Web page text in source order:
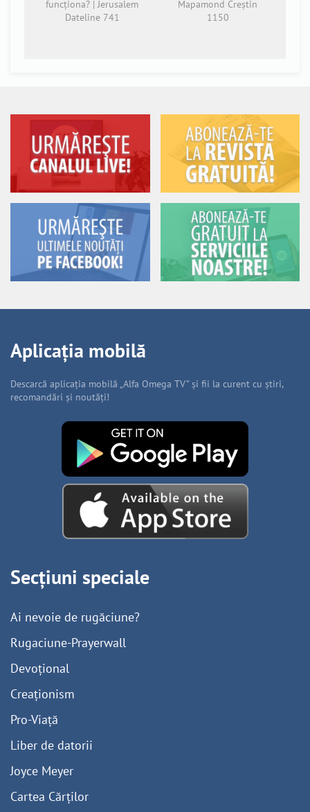
funcționa? | Jerusalem
Dateline 741
Mapamond Creștin
1150
Aplicația mobilă
Descarcă aplicația mobilă „Alfa Omega TV” și fii la curent cu știri,
recomandări și noutăți!
Secțiuni speciale
Ai nevoie de rugăciune?
Rugaciune-Prayerwall
Devoțional
Creaționism
Pro-Viață
Liber de datorii
Joyce Meyer
Cartea Cărților